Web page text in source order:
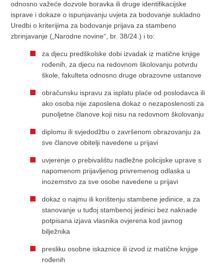
odnosno važeće dozvole boravka ili druge identifikacijske
isprave i dokaze o ispunjavanju uvjeta za bodovanje sukladno
Uredbi o kriterijima za bodovanje prijava za stambeno
zbrinjavanje („Narodne novine“, br. 38/24.) i to:
za djecu predškolske dobi izvadak iz matične knjige
rođenih, za djecu na redovnom školovanju potvrdu
škole, fakulteta odnosno druge obrazovne ustanove
obračunsku ispravu za isplatu plaće od poslodavca ili
ako osoba nije zaposlena dokaz o nezaposlenosti za
punoljetne članove koji nisu na redovnom školovanju
diplomu ili svjedodžbu o završenom obrazovanju za
sve članove obitelji navedene u prijavi
uvjerenje o prebivalištu nadležne policijske uprave s
napomenom prijavljenog privremenog odlaska u
inozemstvo za sve osobe navedene u prijavi
dokaz o najmu ili korištenju stambene jedinice, a za
stanovanje u tuđoj stambenoj jedinici bez naknade
potpisana izjava vlasnika ovjerena kod javnog
bilježnika
presliku osobne iskaznice ili izvod iz matične knjige
rođenih